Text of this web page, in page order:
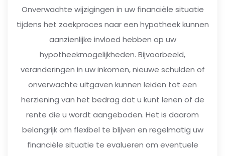
Onverwachte wijzigingen in uw financiële situatie
tijdens het zoekproces naar een hypotheek kunnen
aanzienlijke invloed hebben op uw
hypotheekmogelijkheden. Bijvoorbeeld,
veranderingen in uw inkomen, nieuwe schulden of
onverwachte uitgaven kunnen leiden tot een
herziening van het bedrag dat u kunt lenen of de
rente die u wordt aangeboden. Het is daarom
belangrijk om flexibel te blijven en regelmatig uw
financiële situatie te evalueren om eventuele